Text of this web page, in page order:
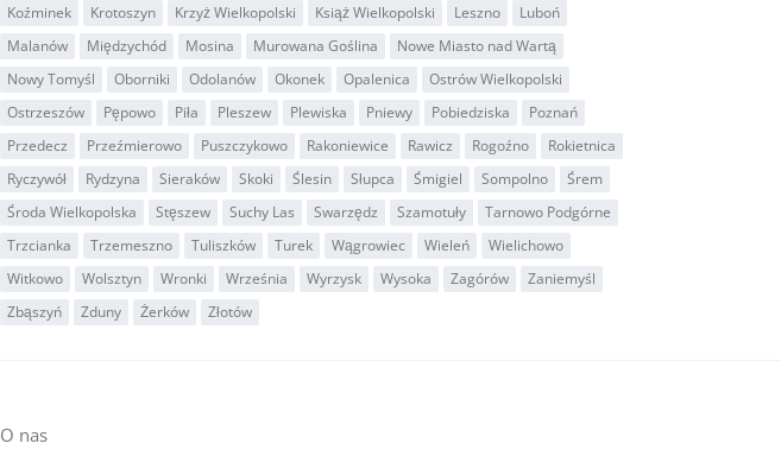
Koźminek
Krotoszyn Krzyż Wielkopolski Książ Wielkopolski Leszno
Luboń
Malanów
Międzychód Mosina Murowana Goślina
Nowe Miasto nad Wartą
Nowy Tomyśl
Oborniki Odolanów Okonek Opalenica
Ostrów Wielkopolski
Ostrzeszów
Pępowo Piła Pleszew Plewiska Pniewy Pobiedziska
Poznań
Przedecz
Przeźmierowo Puszczykowo Rakoniewice Rawicz Rogoźno
Rokietnica
Ryczywół
Rydzyna Sieraków Skoki Ślesin Słupca Śmigiel Sompolno
Śrem
Środa Wielkopolska
Stęszew Suchy Las Swarzędz Szamotuły
Tarnowo Podgórne
Trzcianka
Trzemeszno Tuliszków Turek Wągrowiec Wieleń
Wielichowo
Witkowo
Wolsztyn Wronki Września Wyrzysk Wysoka Zagórów
Zaniemyśl
Zbąszyń
Zduny Żerków Złotów
O nas